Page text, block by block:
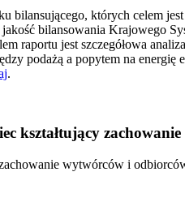
bilansującego, których celem
bilansowania Krajowego
raportu jest szczegółowa
podażą a popytem na
.
kształtujący
wytwórców i